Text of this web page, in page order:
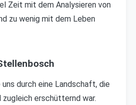
Zeit mit dem Analysieren von
zu wenig mit dem Leben
durch eine Landschaft, die
zugleich erschütternd war.